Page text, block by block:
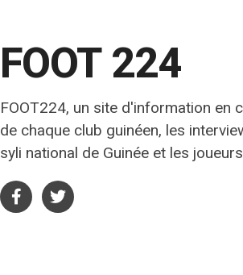
FOOT 224
FOOT224, un site d'information en
de chaque club guinéen, les
syli national de Guinée et les